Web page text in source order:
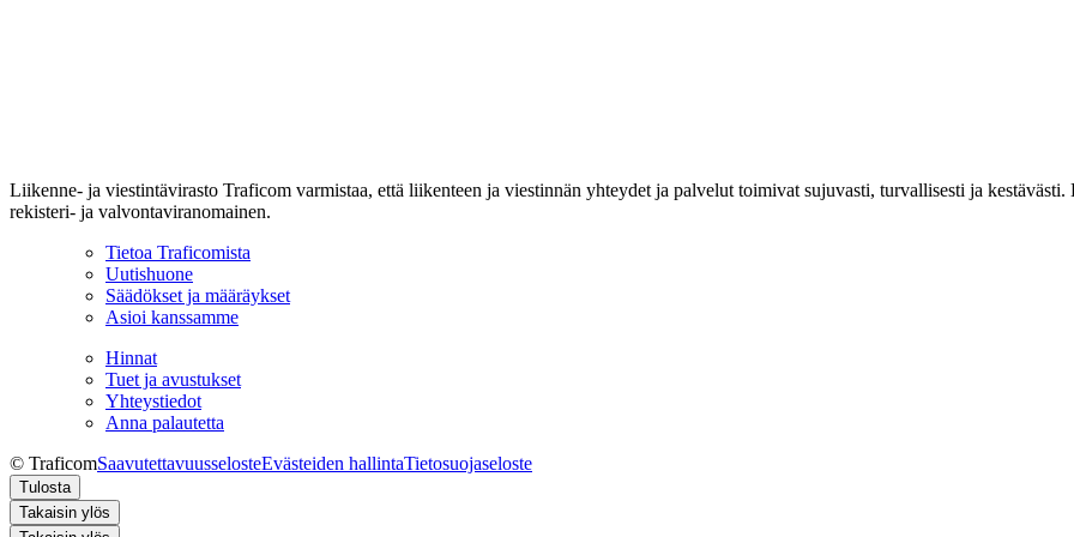
Liikenne- ja viestintävirasto Traficom varmistaa, että liikenteen ja viestinnän yhteydet ja palvelut toimivat sujuvasti, turvallisesti ja
rekisteri- ja valvontaviranomainen.
Tietoa Traficomista
Uutishuone
Säädökset ja määräykset
Asioi kanssamme
Hinnat
Tuet ja avustukset
Yhteystiedot
Anna palautetta
© TraficomSaavutettavuusselosteEvästeiden hallintaTietosuojaseloste
Tulosta
Takaisin ylös